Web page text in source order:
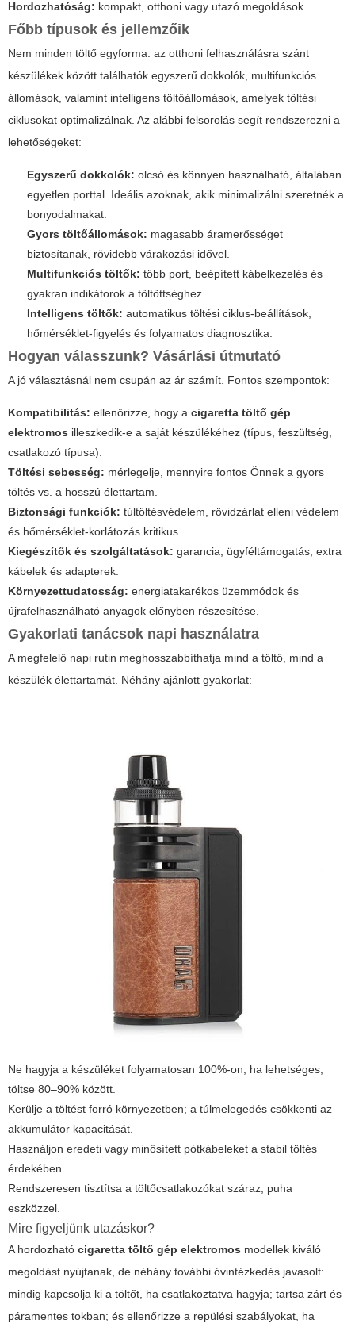
Hordozhatóság: kompakt, otthoni vagy utazó megoldások.
Főbb típusok és jellemzőik
Nem minden töltő egyforma: az otthoni felhasználásra szánt
készülékek között találhatók egyszerű dokkolók, multifunkciós
állomások, valamint intelligens töltőállomások, amelyek töltési
ciklusokat optimalizálnak. Az alábbi felsorolás segít rendszerezni a
lehetőségeket:
Egyszerű dokkolók: olcsó és könnyen használható, általában
egyetlen porttal. Ideális azoknak, akik minimalizálni szeretnék a
bonyodalmakat.
Gyors töltőállomások: magasabb áramerősséget
biztosítanak, rövidebb várakozási idővel.
Multifunkciós töltők: több port, beépített kábelkezelés és
gyakran indikátorok a töltöttséghez.
Intelligens töltők: automatikus töltési ciklus-beállítások,
hőmérséklet-figyelés és folyamatos diagnosztika.
Hogyan válasszunk? Vásárlási útmutató
A jó választásnál nem csupán az ár számít. Fontos szempontok:
Kompatibilitás: ellenőrizze, hogy a cigaretta töltő gép
elektromos illeszkedik-e a saját készülékéhez (típus, feszültség,
csatlakozó típusa).
Töltési sebesség: mérlegelje, mennyire fontos Önnek a gyors
töltés vs. a hosszú élettartam.
Biztonsági funkciók: túltöltésvédelem, rövidzárlat elleni védelem
és hőmérséklet-korlátozás kritikus.
Kiegészítők és szolgáltatások: garancia, ügyféltámogatás, extra
kábelek és adapterek.
Környezettudatosság: energiatakarékos üzemmódok és
újrafelhasználható anyagok előnyben részesítése.
Gyakorlati tanácsok napi használatra
A megfelelő napi rutin meghosszabbíthatja mind a töltő, mind a
készülék élettartamát. Néhány ajánlott gyakorlat:
Ne hagyja a készüléket folyamatosan 100%-on; ha lehetséges,
töltse 80–90% között.
Kerülje a töltést forró környezetben; a túlmelegedés csökkenti az
akkumulátor kapacitását.
Használjon eredeti vagy minősített pótkábeleket a stabil töltés
érdekében.
Rendszeresen tisztítsa a töltőcsatlakozókat száraz, puha
eszközzel.
Mire figyeljünk utazáskor?
A hordozható cigaretta töltő gép elektromos modellek kiváló
megoldást nyújtanak, de néhány további óvintézkedés javasolt:
mindig kapcsolja ki a töltőt, ha csatlakoztatva hagyja; tartsa zárt és
páramentes tokban; és ellenőrizze a repülési szabályokat, ha